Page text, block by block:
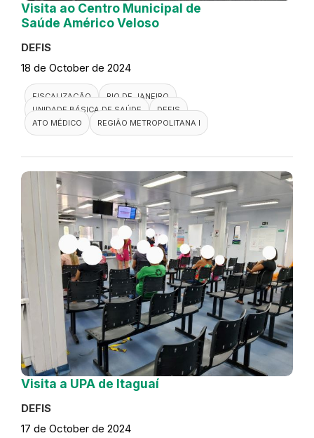
Visita ao Centro Municipal de
Saúde Américo Veloso
DEFIS
18 de October de 2024
FISCALIZAÇÃO
RIO DE JANEIRO
UNIDADE BÁSICA DE SAÚDE
DEFIS
ATO MÉDICO
REGIÃO METROPOLITANA I
Visita a UPA de Itaguaí
DEFIS
17 de October de 2024